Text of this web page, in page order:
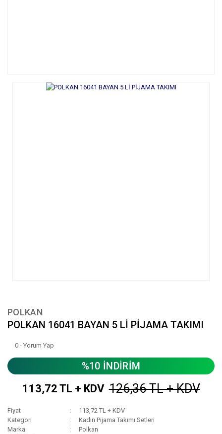
POLKAN
POLKAN 16041 BAYAN 5 Lİ PİJAMA TAKIMI
0 - Yorum Yap
%10 İNDİRİM
113,72 TL + KDV 126,36 TL + KDV
Fiyat
113,72 TL + KDV
Kategori
Kadın Pijama Takımı Setleri
Marka
Polkan